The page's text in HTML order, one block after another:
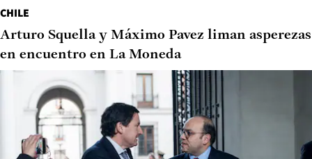
CHILE
Arturo Squella y Máximo Pavez liman asperezas
en encuentro en La Moneda